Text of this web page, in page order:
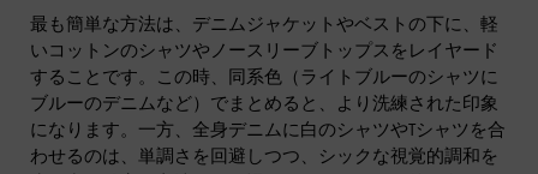
最も簡単な方法は、デニムジャケットやベストの下に、軽
いコットンのシャツやノースリーブトップスをレイヤード
することです。この時、同系色（ライトブルーのシャツに
ブルーのデニムなど）でまとめると、より洗練された印象
になります。一方、全身デニムに白のシャツやTシャツを合
わせるのは、単調さを回避しつつ、シックな視覚的調和を